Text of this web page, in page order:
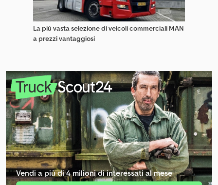
La più vasta selezione di veicoli commerciali MAN
a prezzi vantaggiosi
Vendi a più di 4 milioni di interessati al mese